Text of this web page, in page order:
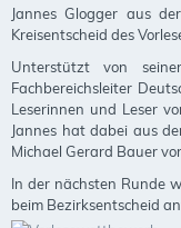
Jannes Glogger aus
Kreisentscheid des
Unterstützt von
Fachbereichsleiter
Leserinnen und Leser
Jannes hat dabei aus
Michael Gerard Bauer
In der nächsten Runde
beim Bezirksentscheid